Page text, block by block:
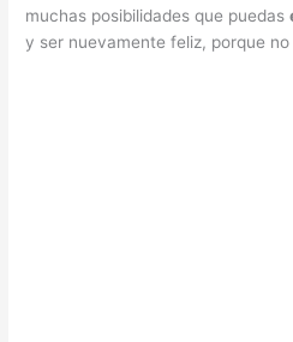
muchas posibilidades que puedas
y ser nuevamente feliz, porque